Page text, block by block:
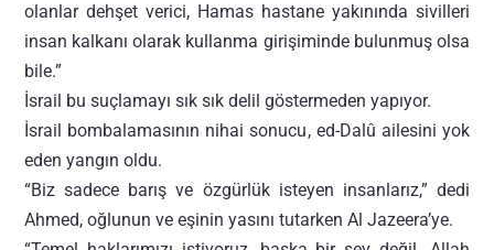
olanlar dehşet verici, Hamas hastane yakınında sivilleri
insan kalkanı olarak kullanma girişiminde bulunmuş olsa
bile.”
İsrail bu suçlamayı sık sık delil göstermeden yapıyor.
İsrail bombalamasının nihai sonucu, ed-Dalû ailesini yok
eden yangın oldu.
“Biz sadece barış ve özgürlük isteyen insanlarız,” dedi
Ahmed, oğlunun ve eşinin yasını tutarken Al Jazeera’ye.